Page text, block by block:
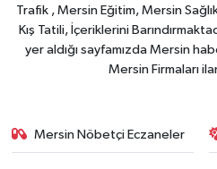
Trafik , Mersin Eğitim, Mersin
Kış Tatili, İçeriklerini
yer aldığı sayfamızda Mersin
Mersin Firmaları
Mersin Nöbetçi Eczaneler